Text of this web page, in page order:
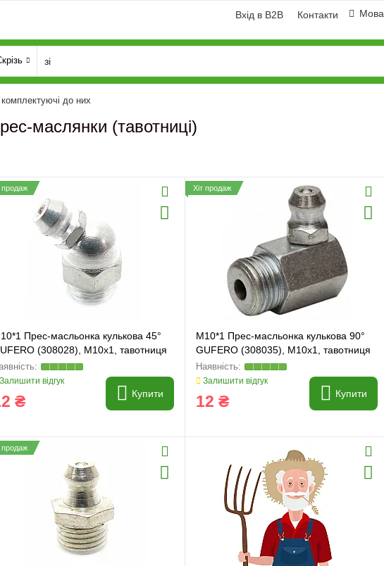
Мова
Вхід в B2B Контакти
до них
маслянки (тавотниці)
продаж
Прес-масльонка кулькова 45°
(308028), M10x1, тавотниця
Залишити відгук
₴ Купити
Хіт продаж
M10*1 Прес-масльонка кулькова 90°
GUFERO (308035), M10x1, тавотниця
Залишити відгук
12 ₴ Купити
продаж